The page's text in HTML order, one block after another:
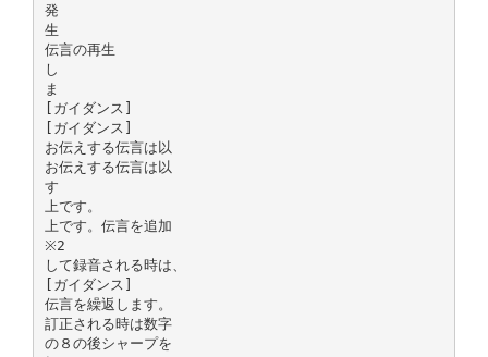
発
生
伝言の再生
し
ま
[ガイダンス]
[ガイダンス]
お伝えする伝言は以
お伝えする伝言は以
す
上です。
上です。伝言を追加
※2
して録音される時は、
[ガイダンス]
伝言を繰返します。
訂正される時は数字
の８の後シャープを